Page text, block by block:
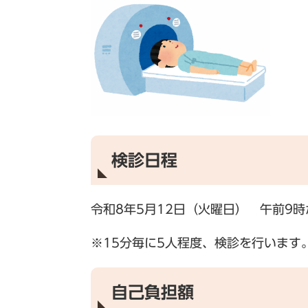
検診日程
令和8年5月12日（火曜日） 午前9
※15分毎に5人程度、検診を行います。
自己負担額